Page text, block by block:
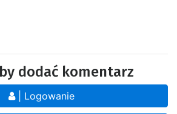
dodać komentarz
| Logowanie